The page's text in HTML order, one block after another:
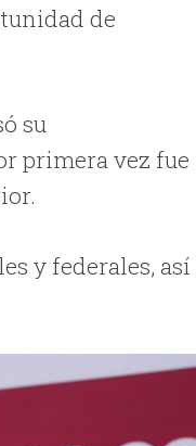
de
su
primera vez fue
y federales, así